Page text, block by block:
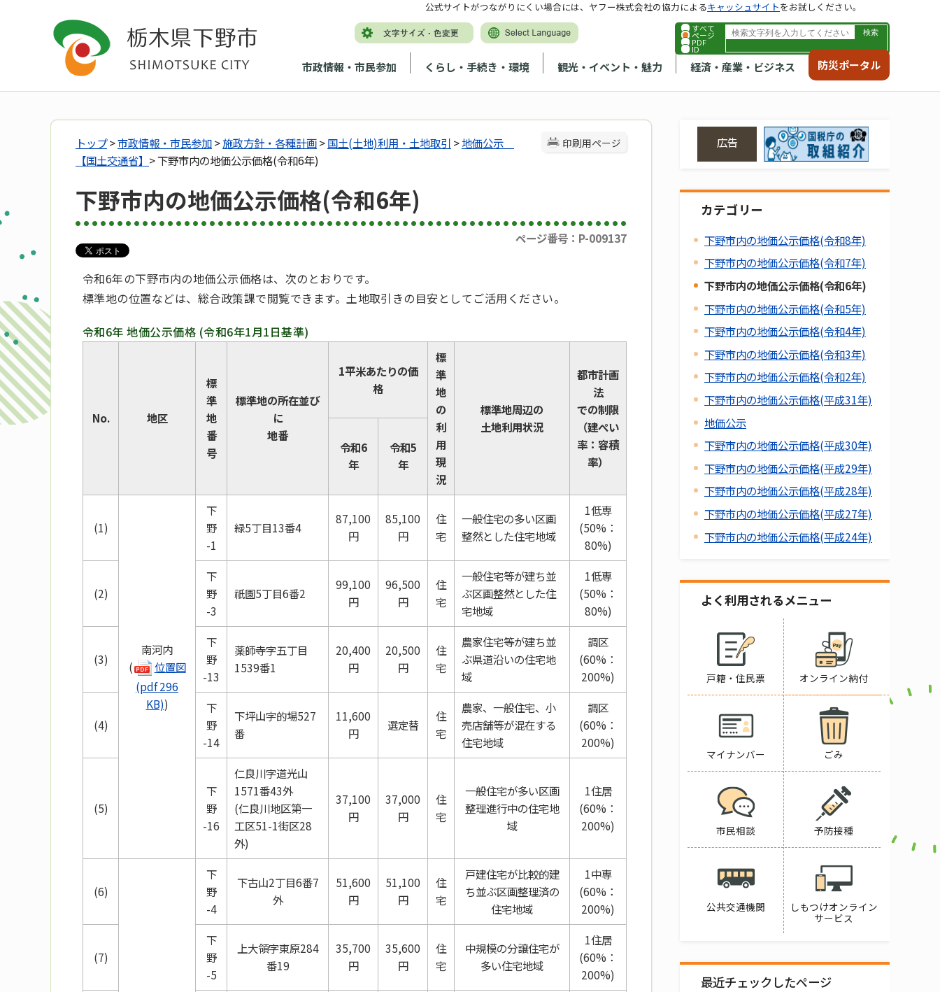
すべて
ページ
PDF
ID
市政情報・市民参加 くらし・手続き・環境 観光・イベント・魅力 経済・産業・ビジネス 防災ポータル
公式サイトがつながりにくい場合には、ヤフー株式会社の協力によるキャッシュサイトをお試しください。
印刷用ページ
トップ>市政情報・市民参加>施政方針・各種計画>国土(土地)利用・土地取引 >地価公示
【国土交通省】 > 下野市内の地価公示価格(令和6年)
下野市内の地価公示価格(令和6年)
ページ番号：P-009137
令和6年の下野市内の地価公示価格は、次のとおりです。
標準地の位置などは、総合政策課で閲覧できます。土地取引きの目安としてご活用ください。
令和6年 地価公示価格 (令和6年1月1日基準)
No. 地区
標
準
地
番
号
標準地の所在並び
に
地番
1平米あたりの価
格
標
準
地
の
利
用
現
況
標準地周辺の
土地利用状況
都市計画
法
での制限
（建ぺい
率：容積
率）
令和6
年
令和5
年
(1)
南河内
(
位置図
(pdf 296
KB))
下
野
-1
緑5丁目13番4
87,100
円
85,100
円
住
宅
一般住宅の多い区画
整然とした住宅地域
1低専
(50%：
80%)
(2)
下
野
-3
祇園5丁目6番2
99,100
円
96,500
円
住
宅
一般住宅等が建ち並
ぶ区画整然とした住
宅地域
1低専
(50%：
80%)
(3)
下
野
-13
薬師寺字五丁目
1539番1
20,400
円
20,500
円
住
宅
農家住宅等が建ち並
ぶ県道沿いの住宅地
域
調区
(60%：
200%)
(4)
下
野
-14
下坪山字的場527
番
11,600
円
選定替
住
宅
農家、一般住宅、小
売店舗等が混在する
住宅地域
調区
(60%：
200%)
(5)
下
野
-16
仁良川字道光山
1571番43外
(仁良川地区第一
工区51-1街区28
外)
37,100
円
37,000
円
住
宅
一般住宅が多い区画
整理進行中の住宅地
域
1住居
(60%：
200%)
(6)
下
野
-4
下古山2丁目6番7
外
51,600
円
51,100
円
住
宅
戸建住宅が比較的建
ち並ぶ区画整理済の
住宅地域
1中専
(60%：
200%)
(7)
下
野
-5
上大領字東原284
番19
35,700
円
35,600
円
住
宅
中規模の分譲住宅が
多い住宅地域
1住居
(60%：
200%)
広告
カテゴリー
下野市内の地価公示価格(令和8年)
下野市内の地価公示価格(令和7年)
下野市内の地価公示価格(令和6年)
下野市内の地価公示価格(令和5年)
下野市内の地価公示価格(令和4年)
下野市内の地価公示価格(令和3年)
下野市内の地価公示価格(令和2年)
下野市内の地価公示価格(平成31年)
地価公示
下野市内の地価公示価格(平成30年)
下野市内の地価公示価格(平成29年)
下野市内の地価公示価格(平成28年)
下野市内の地価公示価格(平成27年)
下野市内の地価公示価格(平成24年)
よく利用されるメニュー
戸籍・住民票 オンライン納付
マイナンバー ごみ
市民相談 予防接種
公共交通機関
しもつけオンライン
サービス
最近チェックしたページ